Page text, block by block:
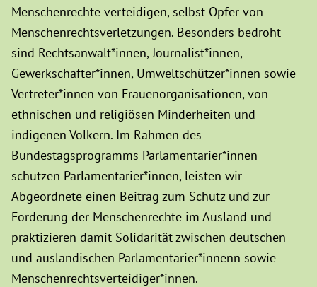
Menschenrechte verteidigen, selbst Opfer von
Menschenrechtsverletzungen. Besonders bedroht
sind Rechtsanwält*innen, Journalist*innen,
Gewerkschafter*innen, Umweltschützer*innen sowie
Vertreter*innen von Frauenorganisationen, von
ethnischen und religiösen Minderheiten und
indigenen Völkern. Im Rahmen des
Bundestagsprogramms Parlamentarier*innen
schützen Parlamentarier*innen, leisten wir
Abgeordnete einen Beitrag zum Schutz und zur
Förderung der Menschenrechte im Ausland und
praktizieren damit Solidarität zwischen deutschen
und ausländischen Parlamentarier*innenn sowie
Menschenrechtsverteidiger*innen.